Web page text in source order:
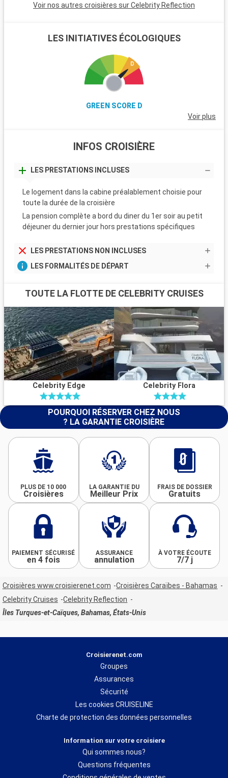
Voir nos autres croisières sur Celebrity Reflection
LES INITIATIVES ÉCOLOGIQUES
GREEN SCORE D
Voir plus
INFOS CROISIÈRE
LES PRESTATIONS INCLUSES
Le logement dans la cabine préalablement choisie pour
toute la durée de la croisière
La pension complète a bord du diner du 1er soir au petit
déjeuner du dernier jour hors prestations spécifiques
LES PRESTATIONS NON INCLUSES
LES FORMALITÉS DE DÉPART
TOUTE LA FLOTTE DE CELEBRITY CRUISES
Celebrity Edge Celebrity Flora
POURQUOI RÉSERVER CHEZ NOUS
? LA GARANTIE CROISIÈRE
PLUS DE 10 000
Croisières
LA GARANTIE DU
Meilleur Prix
FRAIS DE DOSSIER
Gratuits
PAIEMENT SÉCURISÉ
en 4 fois
ASSURANCE
annulation
À VOTRE ÉCOUTE
7/7 j
Croisières www.croisierenet.com
Croisières Caraïbes - Bahamas
Celebrity Cruises
Celebrity Reflection
Îles Turques-et-Caïques, Bahamas, États-Unis
Croisierenet.com
Groupes
Assurances
Sécurité
Les cookies CRUISELINE
Charte de protection des données personnelles
Information sur votre croisiere
Qui sommes nous?
Questions fréquentes